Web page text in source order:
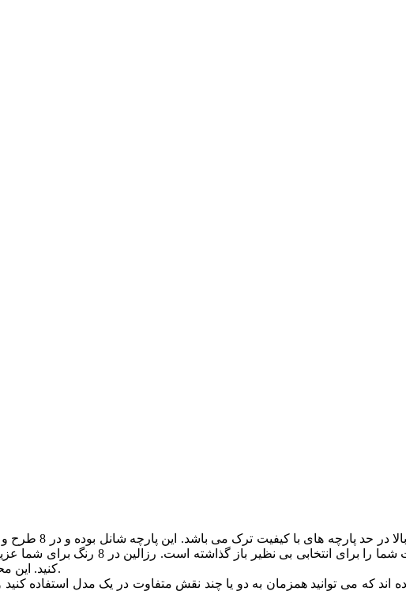
پارچه ی رزالین
در نقوش و ترکیب بندی در رنگ های
کنید. این محصول با عرض 140 سانتی متر بوده و کاملا مناسب برای پرده و مبل می باشد.
که می توانید همزمان به دو یا چند نقش متفاوت در یک مدل استفاده کنید و